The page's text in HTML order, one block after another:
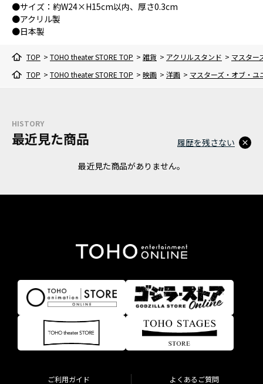
●サイズ：約W24×H15cm以内、厚さ0.3cm
●アクリル製
●日本製
TOP > TOHO theater STORE TOP > 雑貨 > アクリルスタンド > マスタ
TOP > TOHO theater STORE TOP > 映画 > 洋画 > マスターズ・オブ・ユ
HISTORY
最近見た商品
最近見た商品がありません。
履歴を残さない
ご利用ガイド よくあるご質問